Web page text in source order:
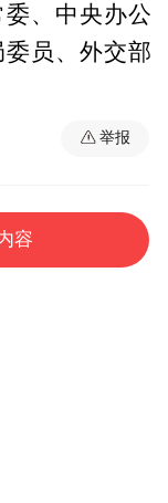
、中央办公
员、外交部
举报
容